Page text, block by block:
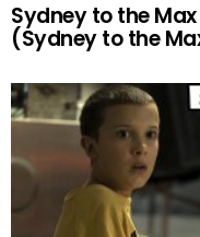
Sydney to the
(Sydney to the